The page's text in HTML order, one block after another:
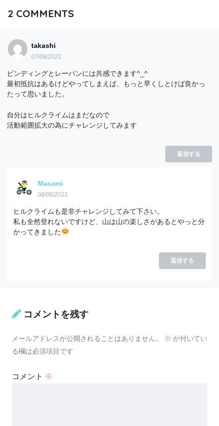
2 COMMENTS
takashi
07/08/2021
ビンディングとレーパンには共感できます^_^
最初抵抗はあるけどやってしまえば、もっと早くしとけば良かっ
たって思いました。
自分はヒルクライムはまだなので
活動範囲拡大の為にチャレンジしてみます
返信する
Masami
08/08/2021
ヒルクライムも是非チャレンジしてみて下さい。
私も全然登れないですけど、山は山の楽しさがあるとやっと分
かってきました
返信する
コメントを残す
メールアドレスが公開されることはありません。 ※ が付いてい
る欄は必須項目です
コメント ※